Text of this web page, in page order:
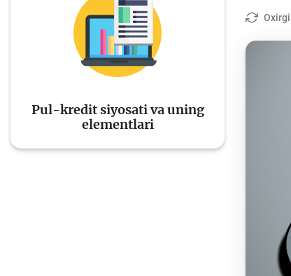
Depozit (omonatlar)
To'lov va o'tkazmalar
Pul-kredit siyosati va uning
elementlari